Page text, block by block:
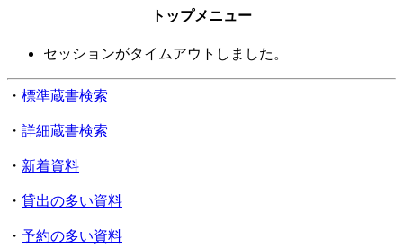
トップメニュー
セッションがタイムアウトしました。
・ 標準蔵書検索
・ 詳細蔵書検索
・ 新着資料
・ 貸出の多い資料
・ 予約の多い資料